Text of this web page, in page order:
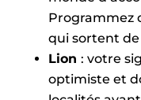
Programmez
qui sortent de
Lion : votre
optimiste et